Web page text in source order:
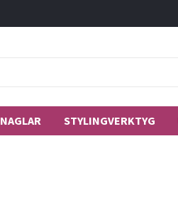
NAGLAR STYLINGVERKTYG